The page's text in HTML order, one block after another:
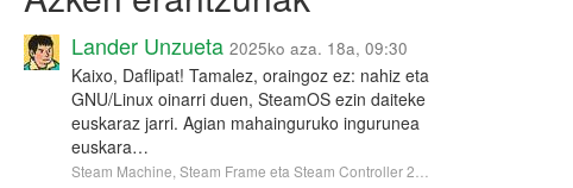
Lander Unzueta 2025ko aza. 18a, 09:30
Kaixo, Daflipat! Tamalez, oraingoz ez: nahiz eta
GNU/Linux oinarri duen, SteamOS ezin daiteke
euskaraz jarri. Agian mahainguruko ingurunea
euskara…
Steam Machine, Steam Frame eta Steam Controller 2…